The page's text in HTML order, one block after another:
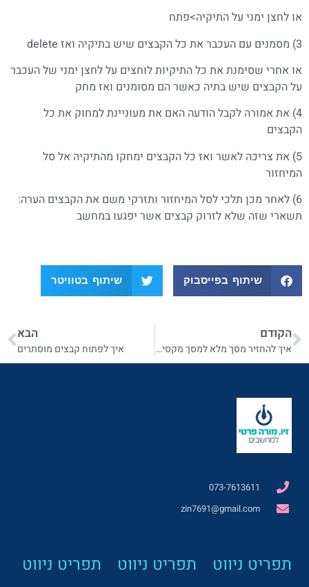
או לחצן ימני על התיקיה>פתח
3) מסמנים עם העכבר את כל הקבצים שיש בתיקיה ואז delete
או אחרי שסימנת את כל התיקיות לוחצים על לחצן ימני של העכבר
על הקבצים שיש בתיה כאשר הם מסומנים ואז מחק
4) את אמורה לקבל הודעה האם את מעוניינת למחוק את כל
הקבצים
5) את צריכה לאשר ואז כל הקבצים ימחקו מהתיקיה אל סל
המיחזור
6) לאחר מכן תלכי לסל המיחזור ותזרקי משם את הקבצים הערה:
תשארי שזה שלא לזרוק קבצים אשר יפגעו במחשב
שיתוף בפייסבוק שיתוף בטוויטר
הקודם
איך להחזיר מסך מלא למסך מקסימאלי
הבא
איך לפתוח קבצים מוסתרים
073-7613611
zin7691@gmail.com
תפריט ניווט תפריט ניווט תפריט ניווט